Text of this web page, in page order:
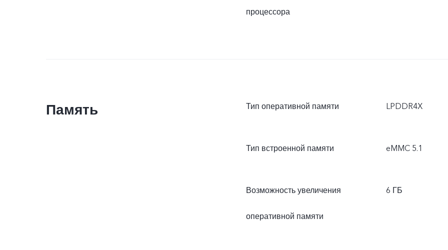
процессора
Память Тип оперативной памяти LPDDR4X
Тип встроенной памяти eMMC 5.1
Возможность увеличения
оперативной памяти
6 ГБ